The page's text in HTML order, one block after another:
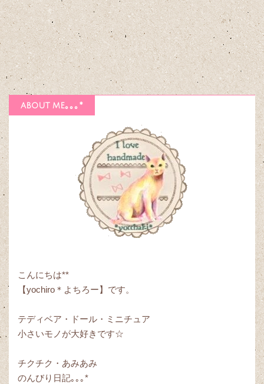
about me｡｡｡*
こんにちは**
【yochiro＊よちろー】です。
テディベア・ドール・ミニチュア
小さいモノが大好きです☆
チクチク・あみあみ
のんびり日記｡｡｡*